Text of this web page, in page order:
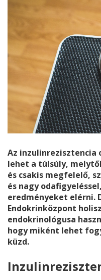
Az inzulinrezisztencia
lehet a túlsúly,
és csakis megfelelő,
és nagy
eredményeket elérni.
Endokrinközpont
endokrinológusa
hogy miként lehet
küzd.